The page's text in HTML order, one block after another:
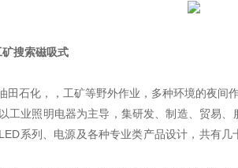
搜索磁吸式
田石化，，工矿等野外作业，多种环境的夜间
工业照明电器为主导，集研发、制造、贸易
系列、电源及各种专业类产品设计，共有